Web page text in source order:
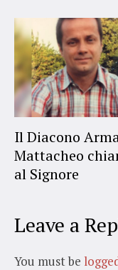
Il Diacono
Mattacheo
al Signore
Leave a
You must be